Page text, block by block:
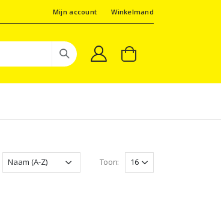
Mijn account Winkelmand
Toon: